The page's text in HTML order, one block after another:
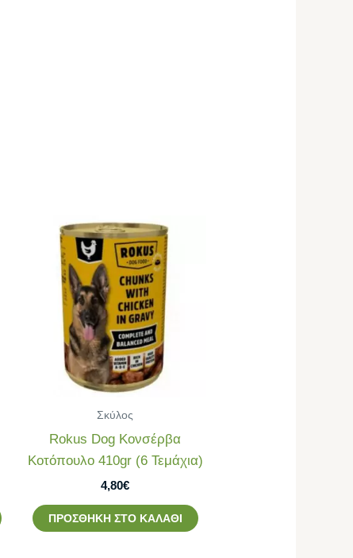
Σκύλος
Rokus Dog Κονσέρβα
Κοτόπουλο 410gr (6 Τεμάχια)
4,80€
ΠΡΟΣΘΉΚΗ ΣΤΟ ΚΑΛΆΘΙ